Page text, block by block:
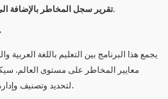
تقرير سجل المخاطر بالإضافة الى المقدرة التامية لإدارة مخاطر المشاريع.
هذا
يجمع هذا البرنامج بين التعليم باللغة العربية
معايير المخاطر على مستوى العالم.
لتحديد وتصنيف وإدارة المخاطر على مدار دورة حياة المشروع.